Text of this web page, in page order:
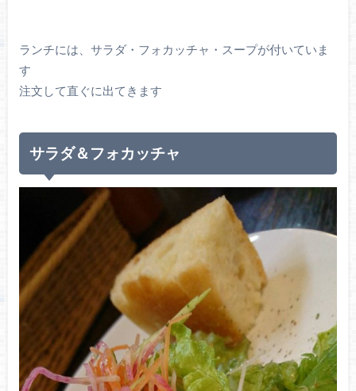
ランチには、サラダ・フォカッチャ・スープが付いていま
す
注文して直ぐに出てきます
サラダ＆フォカッチャ